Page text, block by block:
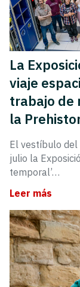
La
viaje
trabajo de
la
El vestíbulo del
julio la
temporal’…
Leer más